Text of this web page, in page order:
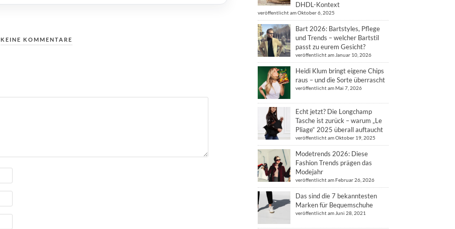
KEINE KOMMENTARE
DHDL-Kontext
veröffentlicht am Oktober 6, 2025
Bart 2026: Bartstyles, Pflege
und Trends – welcher Bartstil
passt zu eurem Gesicht?
veröffentlicht am Januar 10, 2026
Heidi Klum bringt eigene Chips
raus – und die Sorte überrascht
veröffentlicht am Mai 7, 2026
Echt jetzt? Die Longchamp
Tasche ist zurück – warum „Le
Pliage“ 2025 überall auftaucht
veröffentlicht am Oktober 19, 2025
Modetrends 2026: Diese
Fashion Trends prägen das
Modejahr
veröffentlicht am Februar 26, 2026
Das sind die 7 bekanntesten
Marken für Bequemschuhe
veröffentlicht am Juni 28, 2021